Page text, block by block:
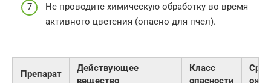
Не проводите химическую обработку во время
активного цветения (опасно для пчел).
Препарат
Действующее
вещество
Класс
опасности
Срок